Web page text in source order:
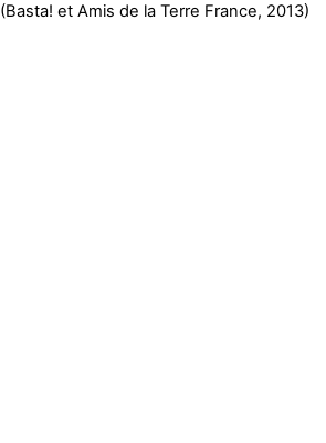
(Basta! et Amis de la Terre France, 2013)